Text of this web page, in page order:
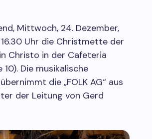
Mittwoch, 24. Dezember,
Uhr die Christmette der
Christo in der Cafeteria
10). Die musikalische
die „FOLK AG“ aus
der Leitung von Gerd